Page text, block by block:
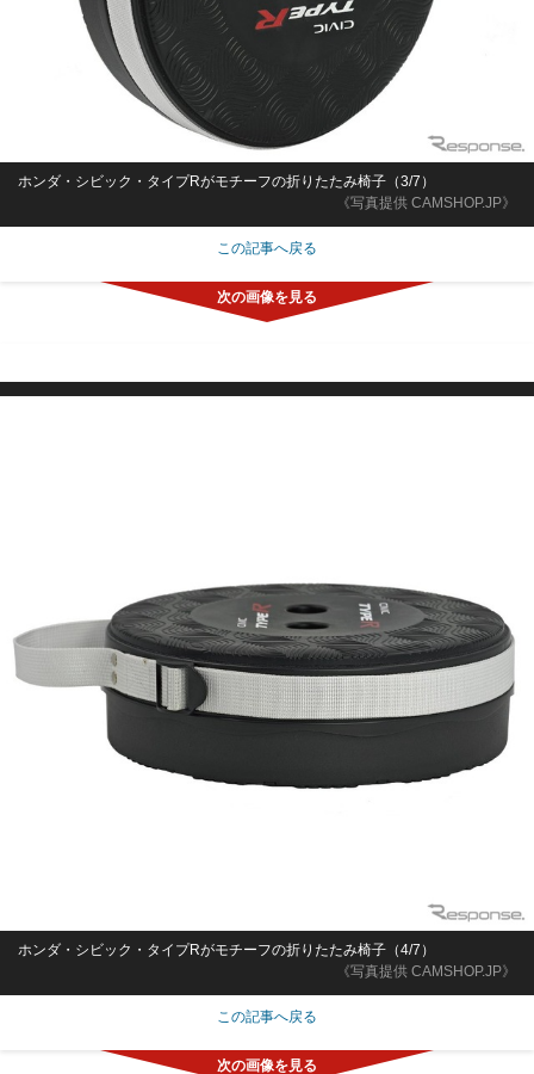
《写真提供 CAMSHOP.JP》
ホンダ・シビック・タイプRがモチーフの折りたたみ椅子（3/7）
この記事へ戻る
《写真提供 CAMSHOP.JP》
ホンダ・シビック・タイプRがモチーフの折りたたみ椅子（4/7）
この記事へ戻る